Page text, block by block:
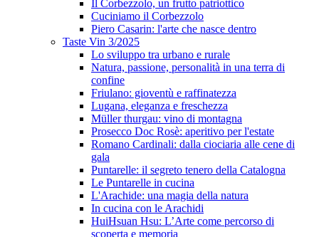
Il Corbezzolo, un frutto patriottico
Cuciniamo il Corbezzolo
Piero Casarin: l'arte che nasce dentro
Taste Vin 3/2025
Lo sviluppo tra urbano e rurale
Natura, passione, personalità in una terra di
confine
Friulano: gioventù e raffinatezza
Lugana, eleganza e freschezza
Müller thurgau: vino di montagna
Prosecco Doc Rosè: aperitivo per l'estate
Romano Cardinali: dalla ciociaria alle cene di
gala
Puntarelle: il segreto tenero della Catalogna
Le Puntarelle in cucina
L'Arachide: una magia della natura
In cucina con le Arachidi
HuiHsuan Hsu: L’Arte come percorso di
scoperta e memoria